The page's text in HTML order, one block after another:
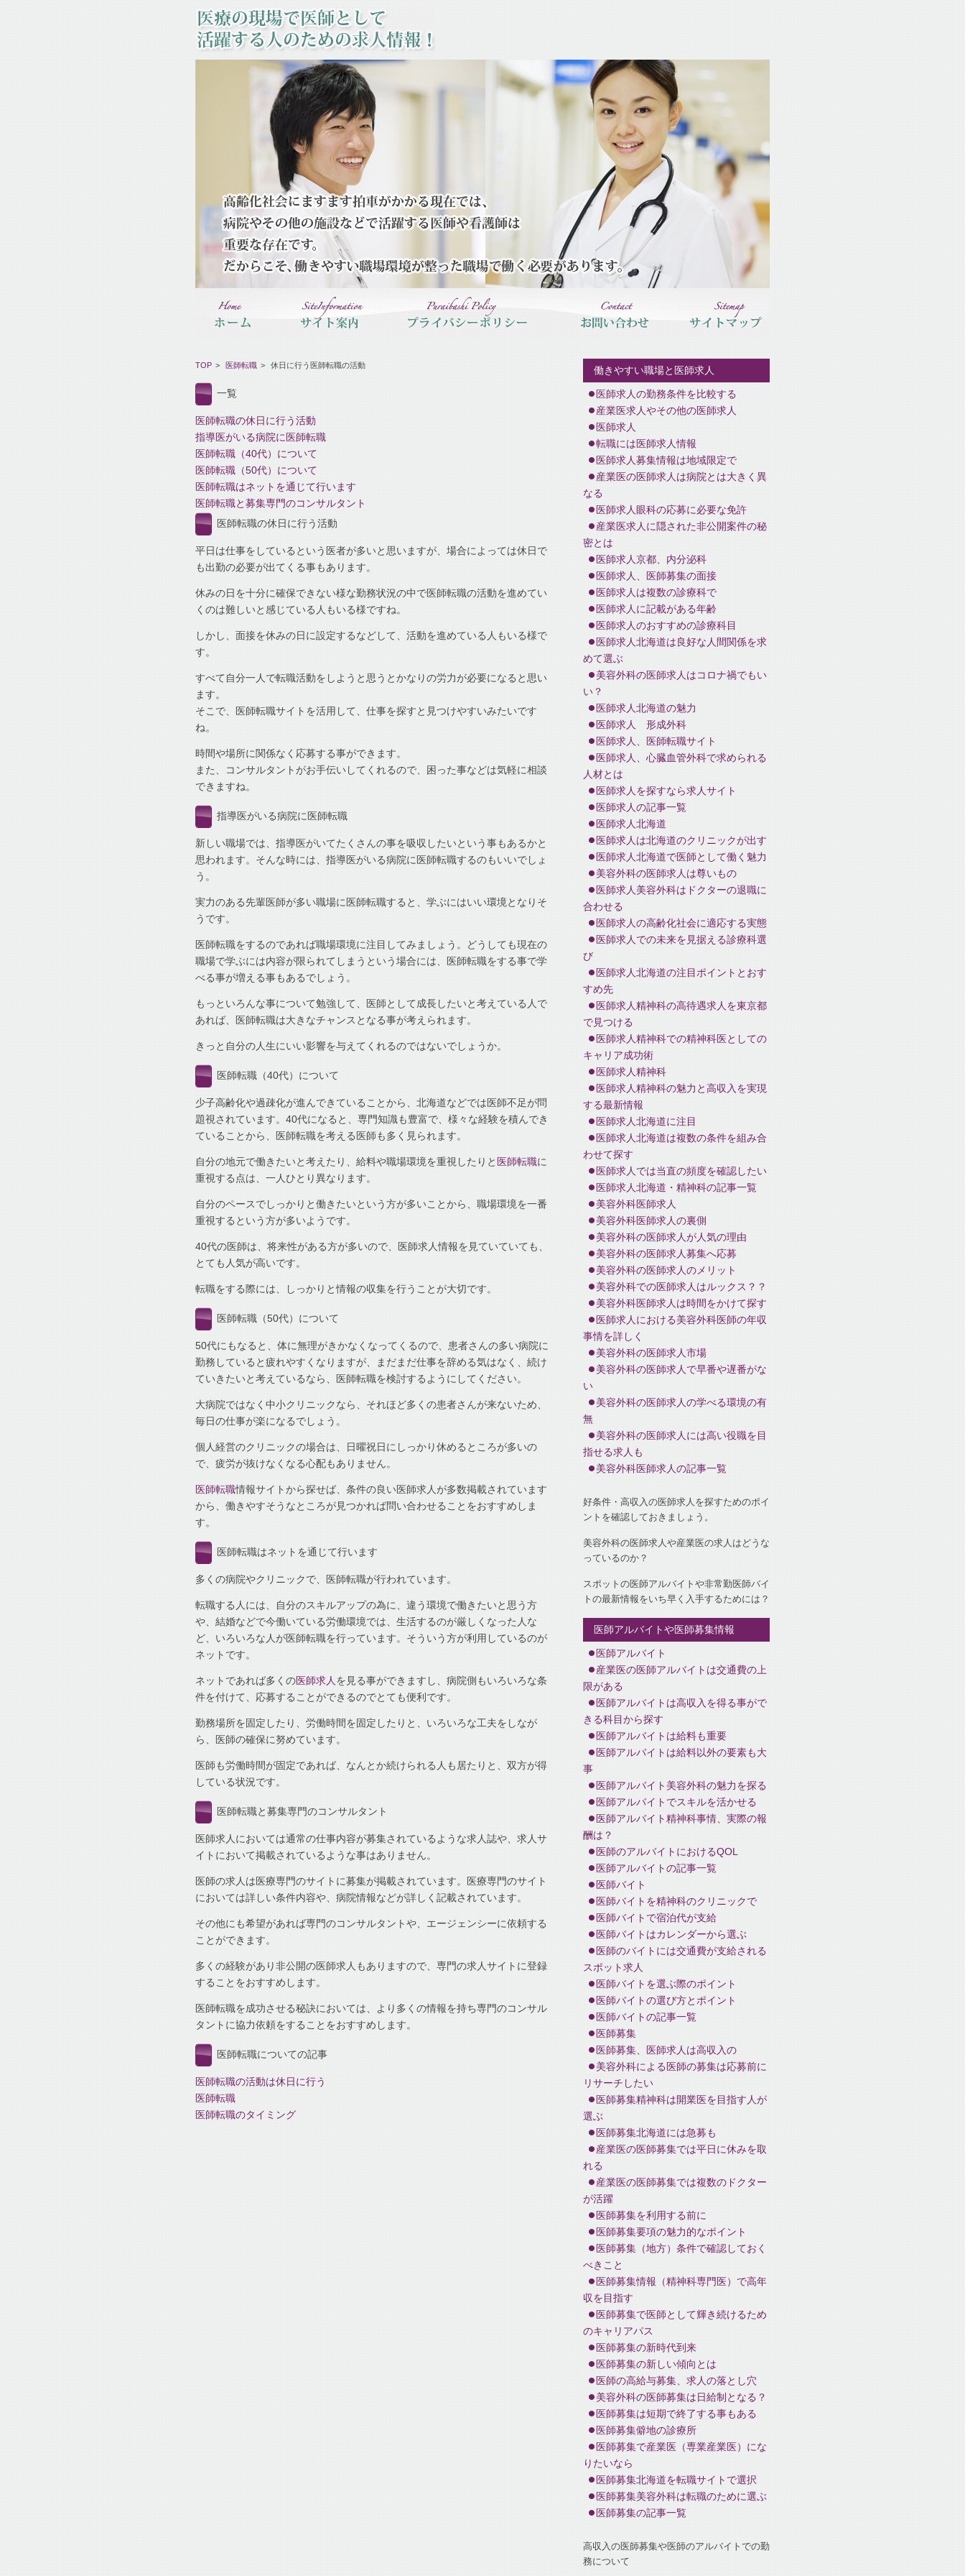
TOP 医師転職 休日に行う医師転職の活動
一覧
医師転職の休日に行う活動
指導医がいる病院に医師転職
医師転職（40代）について
医師転職（50代）について
医師転職はネットを通じて行います
医師転職と募集専門のコンサルタント
医師転職の休日に行う活動
平日は仕事をしているという医者が多いと思いますが、場合によっては休日で
も出勤の必要が出てくる事もあります。
休みの日を十分に確保できない様な勤務状況の中で医師転職の活動を進めてい
くのは難しいと感じている人もいる様ですね。
しかし、面接を休みの日に設定するなどして、活動を進めている人もいる様で
す。
すべて自分一人で転職活動をしようと思うとかなりの労力が必要になると思い
ます。
そこで、医師転職サイトを活用して、仕事を探すと見つけやすいみたいです
ね。
時間や場所に関係なく応募する事ができます。
また、コンサルタントがお手伝いしてくれるので、困った事などは気軽に相談
できますね。
指導医がいる病院に医師転職
新しい職場では、指導医がいてたくさんの事を吸収したいという事もあるかと
思われます。そんな時には、指導医がいる病院に医師転職するのもいいでしょ
う。
実力のある先輩医師が多い職場に医師転職すると、学ぶにはいい環境となりそ
うです。
医師転職をするのであれば職場環境に注目してみましょう。どうしても現在の
職場で学ぶには内容が限られてしまうという場合には、医師転職をする事で学
べる事が増える事もあるでしょう。
もっといろんな事について勉強して、医師として成長したいと考えている人で
あれば、医師転職は大きなチャンスとなる事が考えられます。
きっと自分の人生にいい影響を与えてくれるのではないでしょうか。
医師転職（40代）について
少子高齢化や過疎化が進んできていることから、北海道などでは医師不足が問
題視されています。40代になると、専門知識も豊富で、様々な経験を積んでき
ていることから、医師転職を考える医師も多く見られます。
自分の地元で働きたいと考えたり、給料や職場環境を重視したりと 医師転職に
重視する点は、一人ひとり異なります。
自分のペースでしっかりと働きたいという方が多いことから、職場環境を一番
重視するという方が多いようです。
40代の医師は、将来性がある方が多いので、医師求人情報を見ていていても、
とても人気が高いです。
転職をする際には、しっかりと情報の収集を行うことが大切です。
医師転職（50代）について
50代にもなると、体に無理がきかなくなってくるので、患者さんの多い病院に
勤務していると疲れやすくなりますが、まだまだ仕事を辞める気はなく、続け
ていきたいと考えているなら、医師転職を検討するようにしてください。
大病院ではなく中小クリニックなら、それほど多くの患者さんが来ないため、
毎日の仕事が楽になるでしょう。
個人経営のクリニックの場合は、日曜祝日にしっかり休めるところが多いの
で、疲労が抜けなくなる心配もありません。
医師転職情報サイトから探せば、条件の良い医師求人が多数掲載されています
から、働きやすそうなところが見つかれば問い合わせることをおすすめしま
す。
医師転職はネットを通じて行います
多くの病院やクリニックで、医師転職が行われています。
転職する人には、自分のスキルアップの為に、違う環境で働きたいと思う方
や、結婚などで今働いている労働環境では、生活するのが厳しくなった人な
ど、いろいろな人が医師転職を行っています。そういう方が利用しているのが
ネットです。
ネットであれば多くの医師求人 を見る事ができますし、病院側もいろいろな条
件を付けて、応募することができるのでとても便利です。
勤務場所を固定したり、労働時間を固定したりと、いろいろな工夫をしなが
ら、医師の確保に努めています。
医師も労働時間が固定であれば、なんとか続けられる人も居たりと、双方が得
している状況です。
医師転職と募集専門のコンサルタント
医師求人においては通常の仕事内容が募集されているような求人誌や、求人サ
イトにおいて掲載されているような事はありません。
医師の求人は医療専門のサイトに募集が掲載されています。医療専門のサイト
においては詳しい条件内容や、病院情報などが詳しく記載されています。
その他にも希望があれば専門のコンサルタントや、エージェンシーに依頼する
ことができます。
多くの経験があり非公開の医師求人もありますので、専門の求人サイトに登録
することをおすすめします。
医師転職を成功させる秘訣においては、より多くの情報を持ち専門のコンサル
タントに協力依頼をすることをおすすめします。
医師転職についての記事
医師転職の活動は休日に行う
医師転職
医師転職のタイミング
働きやすい職場と医師求人
医師求人の勤務条件を比較する
産業医求人やその他の医師求人
医師求人
転職には医師求人情報
医師求人募集情報は地域限定で
産業医の医師求人は病院とは大きく異
なる
医師求人眼科の応募に必要な免許
産業医求人に隠された非公開案件の秘
密とは
医師求人京都、内分泌科
医師求人、医師募集の面接
医師求人は複数の診療科で
医師求人に記載がある年齢
医師求人のおすすめの診療科目
医師求人北海道は良好な人間関係を求
めて選ぶ
美容外科の医師求人はコロナ禍でもい
い？
医師求人北海道の魅力
医師求人 形成外科
医師求人、医師転職サイト
医師求人、心臓血管外科で求められる
人材とは
医師求人を探すなら求人サイト
医師求人の記事一覧
医師求人北海道
医師求人は北海道のクリニックが出す
医師求人北海道で医師として働く魅力
美容外科の医師求人は尊いもの
医師求人美容外科はドクターの退職に
合わせる
医師求人の高齢化社会に適応する実態
医師求人での未来を見据える診療科選
び
医師求人北海道の注目ポイントとおす
すめ先
医師求人精神科の高待遇求人を東京都
で見つける
医師求人精神科での精神科医としての
キャリア成功術
医師求人精神科
医師求人精神科の魅力と高収入を実現
する最新情報
医師求人北海道に注目
医師求人北海道は複数の条件を組み合
わせて探す
医師求人では当直の頻度を確認したい
医師求人北海道・精神科の記事一覧
美容外科医師求人
美容外科医師求人の裏側
美容外科の医師求人が人気の理由
美容外科の医師求人募集へ応募
美容外科の医師求人のメリット
美容外科での医師求人はルックス？？
美容外科医師求人は時間をかけて探す
医師求人における美容外科医師の年収
事情を詳しく
美容外科の医師求人市場
美容外科の医師求人で早番や遅番がな
い
美容外科の医師求人の学べる環境の有
無
美容外科の医師求人には高い役職を目
指せる求人も
美容外科医師求人の記事一覧
好条件・高収入の医師求人を探すためのポイ
ントを確認しておきましょう。
美容外科の医師求人や産業医の求人はどうな
っているのか？
スポットの医師アルバイトや非常勤医師バイ
トの最新情報をいち早く入手するためには？
医師アルバイトや医師募集情報
医師アルバイト
産業医の医師アルバイトは交通費の上
限がある
医師アルバイトは高収入を得る事がで
きる科目から探す
医師アルバイトは給料も重要
医師アルバイトは給料以外の要素も大
事
医師アルバイト美容外科の魅力を探る
医師アルバイトでスキルを活かせる
医師アルバイト精神科事情、実際の報
酬は？
医師のアルバイトにおけるQOL
医師アルバイトの記事一覧
医師バイト
医師バイトを精神科のクリニックで
医師バイトで宿泊代が支給
医師バイトはカレンダーから選ぶ
医師のバイトには交通費が支給される
スポット求人
医師バイトを選ぶ際のポイント
医師バイトの選び方とポイント
医師バイトの記事一覧
医師募集
医師募集、医師求人は高収入の
美容外科による医師の募集は応募前に
リサーチしたい
医師募集精神科は開業医を目指す人が
選ぶ
医師募集北海道には急募も
産業医の医師募集では平日に休みを取
れる
産業医の医師募集では複数のドクター
が活躍
医師募集を利用する前に
医師募集要項の魅力的なポイント
医師募集（地方）条件で確認しておく
べきこと
医師募集情報（精神科専門医）で高年
収を目指す
医師募集で医師として輝き続けるため
のキャリアパス
医師募集の新時代到来
医師募集の新しい傾向とは
医師の高給与募集、求人の落とし穴
美容外科の医師募集は日給制となる？
医師募集は短期で終了する事もある
医師募集僻地の診療所
医師募集で産業医（専業産業医）にな
りたいなら
医師募集北海道を転職サイトで選択
医師募集美容外科は転職のために選ぶ
医師募集の記事一覧
高収入の医師募集や医師のアルバイトでの勤
務について